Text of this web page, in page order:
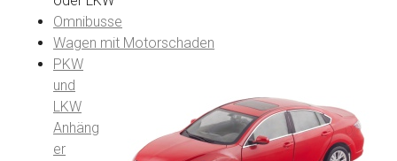
Omnibusse
Wagen mit Motorschaden
PKW
und
LKW
Anhäng
er